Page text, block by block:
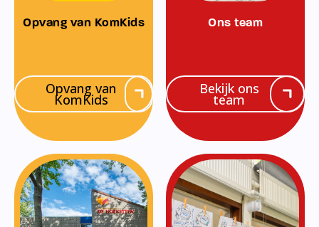
Opvang van KomKids
Opvang van
KomKids
Ons team
Bekijk ons
team